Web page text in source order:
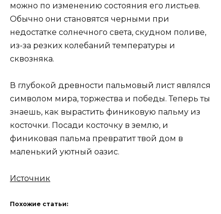
можно по изменению состояния его листьев.
Обычно они становятся черными при
недостатке солнечного света, скудном поливе,
из-за резких колебаний температуры и
сквозняка.
В глубокой древности пальмовый лист являлся
символом мира, торжества и победы. Теперь ты
знаешь, как вырастить финиковую пальму из
косточки. Посади косточку в землю, и
финиковая пальма превратит твой дом в
маленький уютный оазис.
Источник
Похожие статьи: